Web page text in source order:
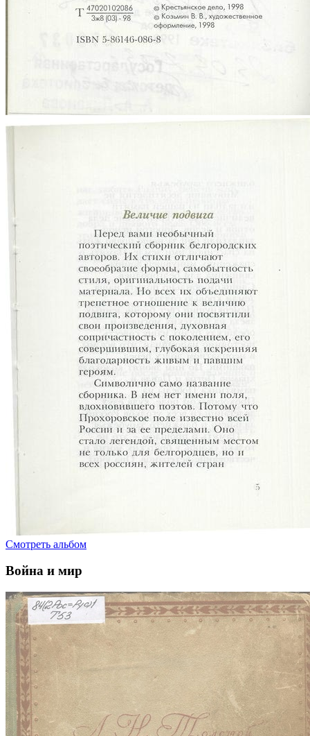
Смотреть альбом
Война и мир